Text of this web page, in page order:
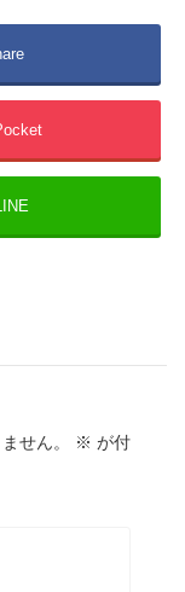
LINE
せん。 ※ が付